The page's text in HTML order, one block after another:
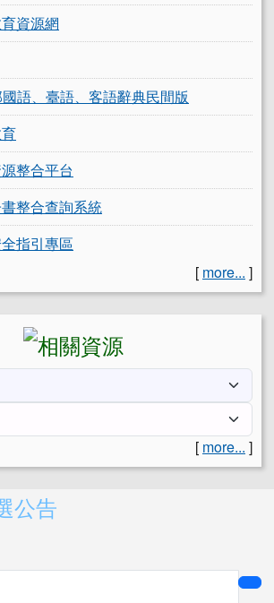
資源網
語、臺語、客語辭典民間版
整合平台
整合查詢系統
指引專區
[ more... ]
[ more... ]
公告